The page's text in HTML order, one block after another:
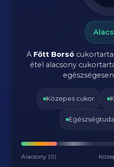
A Főtt Borsó
étel alacsony
Közepes cukor
Alacsony (0)